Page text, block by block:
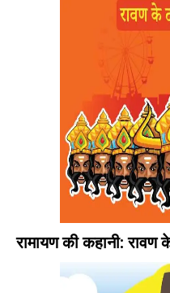
रामायण की कहानी: